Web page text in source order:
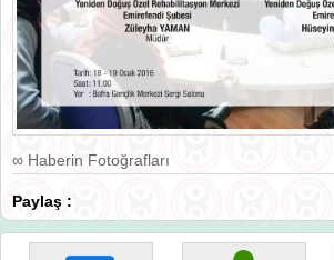
∞ Haberin Fotoğrafları
Paylaş :